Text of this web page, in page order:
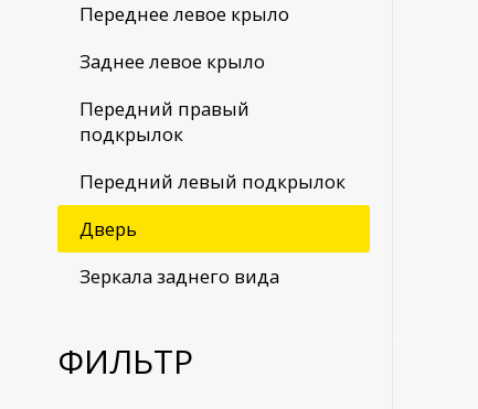
Переднее левое крыло
Заднее левое крыло
Передний правый
подкрылок
Передний левый подкрылок
Дверь
Зеркала заднего вида
ФИЛЬТР